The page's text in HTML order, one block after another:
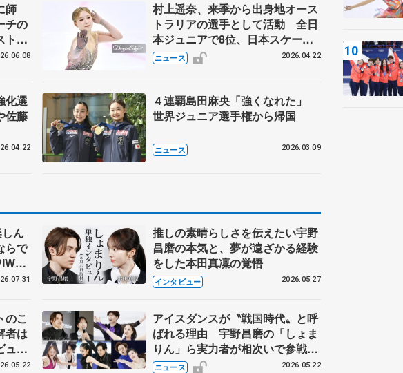
師
チの
トラ
村上遥奈、来季から出身地オース
トラリアの選手として活動 全日
本ジュニアで8位、日本スケート
連盟強化選手を外れる
ニュース 2026.04.22
化選
佐藤
４連覇島田麻央「強くなれた」
世界ジュニア選手権から帰国
ニュース 2026.03.09
ん
らで
前
推しの素晴らしさを伝えたい宇野
昌磨の本気と、夢が遠ざかる経験
をした本田真凜の覚悟
インタビュー 2026.05.27
のこ
者は
ュー
人、
アイスダンスが〝戦国時代〟と呼
ばれる理由 宇野昌磨の「しょま
りん」ら実力者が相次いで参戦
国内の競争激化
ニュース 2026.05.22